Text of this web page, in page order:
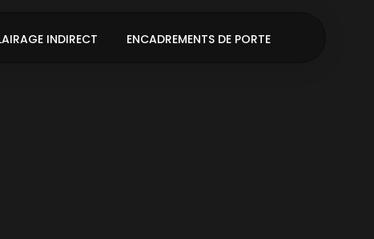
INDIRECT ENCADREMENTS DE PORTE